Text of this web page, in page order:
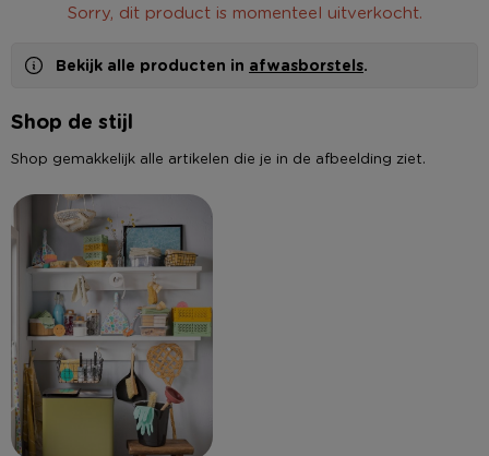
Sorry, dit product is momenteel uitverkocht.
Bekijk alle producten in afwasborstels.
Shop de stijl
Shop gemakkelijk alle artikelen die je in de afbeelding ziet.